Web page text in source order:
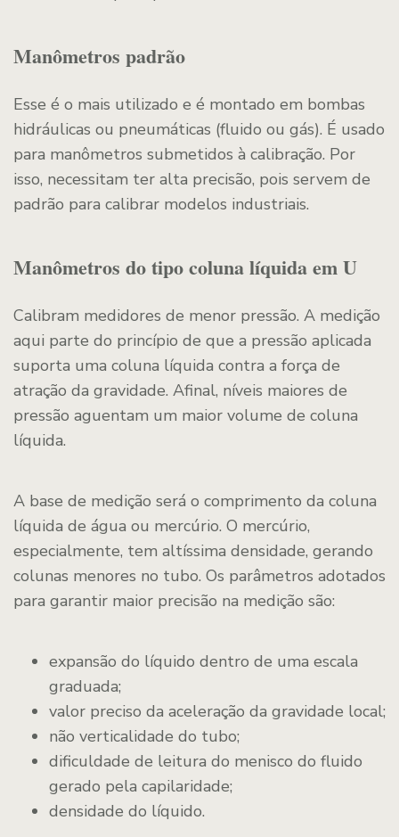
Manômetros padrão
Esse é o mais utilizado e é montado em bombas
hidráulicas ou pneumáticas (fluido ou gás). É usado
para manômetros submetidos à calibração. Por
isso, necessitam ter alta precisão, pois servem de
padrão para calibrar modelos industriais.
Manômetros do tipo coluna líquida em U
Calibram medidores de menor pressão. A medição
aqui parte do princípio de que a pressão aplicada
suporta uma coluna líquida contra a força de
atração da gravidade. Afinal, níveis maiores de
pressão aguentam um maior volume de coluna
líquida.
A base de medição será o comprimento da coluna
líquida de água ou mercúrio. O mercúrio,
especialmente, tem altíssima densidade, gerando
colunas menores no tubo. Os parâmetros adotados
para garantir maior precisão na medição são:
expansão do líquido dentro de uma escala
graduada;
valor preciso da aceleração da gravidade local;
não verticalidade do tubo;
dificuldade de leitura do menisco do fluido
gerado pela capilaridade;
densidade do líquido.